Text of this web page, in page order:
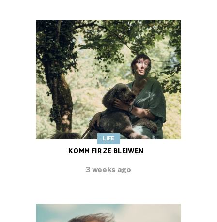
LIFE
KOMM FIR ZE BLEIWEN
3 weeks ago